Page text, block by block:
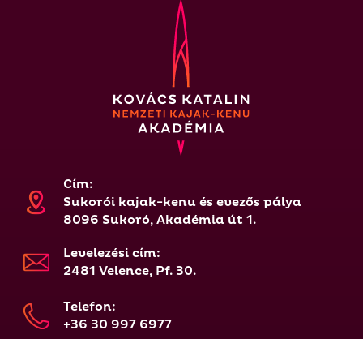
Cím:
Sukorói kajak-kenu és evezős pálya
8096 Sukoró, Akadémia út 1.
Levelezési cím:
2481 Velence, Pf. 30.
Telefon:
+36 30 997 6977